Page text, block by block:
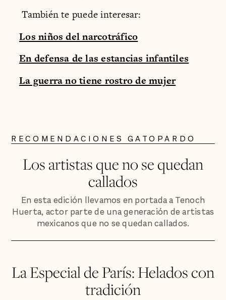
También te puede interesar:
Los niños del narcotráfico
En defensa de las estancias infantiles
La guerra no tiene rostro de mujer
RECOMENDACIONES GATOPARDO
Los artistas que no se quedan
callados
En esta edición llevamos en portada a Tenoch
Huerta, actor parte de una generación de artistas
mexicanos que no se quedan callados.
La Especial de París: Helados con
tradición